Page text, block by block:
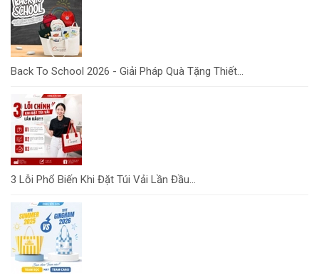
Back To School 2026 - Giải Pháp Quà Tặng Thiết...
3 Lỗi Phổ Biến Khi Đặt Túi Vải Lần Đầu...